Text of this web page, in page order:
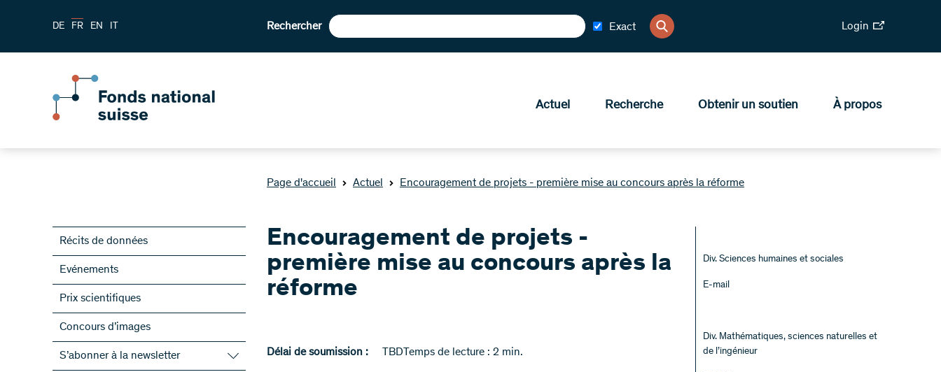
DE FR EN IT Rechercher Exact Login
Actuel Recherche Obtenir un soutien À propos
Page d'accueil Actuel Encouragement de projets - première mise au concours après la réforme
Récits de données
Evénements
Prix scientifiques
Concours d’images
S’abonner à la newsletter
Encouragement de projets -
première mise au concours après la
réforme
Délai de soumission : TBD Temps de lecture : 2 min.
Div. Sciences humaines et sociales
E-mail
Div. Mathématiques, sciences naturelles et
de l’ingénieur